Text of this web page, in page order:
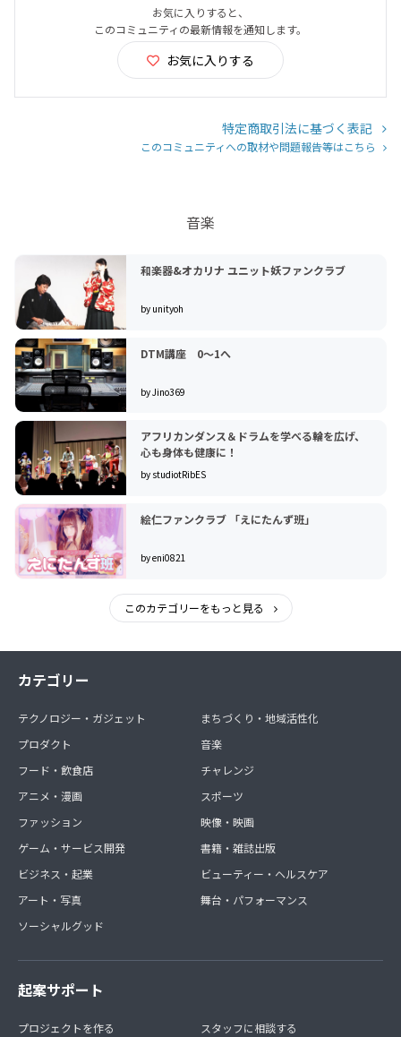
お気に入りすると、
このコミュニティの最新情報を通知します。
お気に入りする
特定商取引法に基づく表記
このコミュニティへの取材や問題報告等はこちら
音楽
和楽器&オカリナ ユニット妖ファンクラブ
by unityoh
DTM講座 0〜1へ
by Jino369
アフリカンダンス＆ドラムを学べる輪を広げ、
心も身体も健康に！
by studiotRibES
絵仁ファンクラブ 「えにたんず班」
by eni0821
このカテゴリーをもっと見る
カテゴリー
テクノロジー・ガジェット
プロダクト
フード・飲食店
アニメ・漫画
ファッション
ゲーム・サービス開発
ビジネス・起業
アート・写真
ソーシャルグッド
まちづくり・地域活性化
音楽
チャレンジ
スポーツ
映像・映画
書籍・雑誌出版
ビューティー・ヘルスケア
舞台・パフォーマンス
起案サポート
プロジェクトを作る
スタッフに相談する